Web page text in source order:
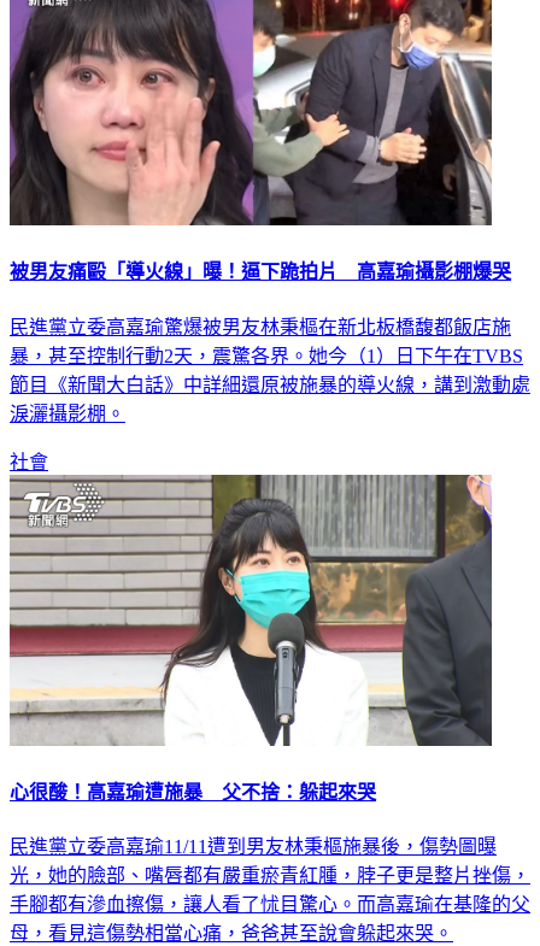
被男友痛毆「導火線」曝！逼下跪拍片 高嘉瑜攝影棚爆哭
民進黨立委高嘉瑜驚爆被男友林秉樞在新北板橋馥都飯店施
暴，甚至控制行動2天，震驚各界。她今（1）日下午在TVBS
節目《新聞大白話》中詳細還原被施暴的導火線，講到激動處
淚灑攝影棚。
社會
心很酸！高嘉瑜遭施暴 父不捨：躲起來哭
民進黨立委高嘉瑜11/11遭到男友林秉樞施暴後，傷勢圖曝
光，她的臉部、嘴唇都有嚴重瘀青紅腫，脖子更是整片挫傷，
手腳都有滲血擦傷，讓人看了怵目驚心。而高嘉瑜在基隆的父
母，看見這傷勢相當心痛，爸爸甚至說會躲起來哭。